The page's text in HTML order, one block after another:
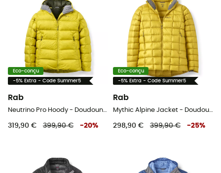
Eco-conçu
-5% Extra - Code Summer5
Rab
319,90 € 399,90 € -20%
Eco-conçu
-5% Extra - Code Summer5
Rab
298,90 € 399,90 € -25%